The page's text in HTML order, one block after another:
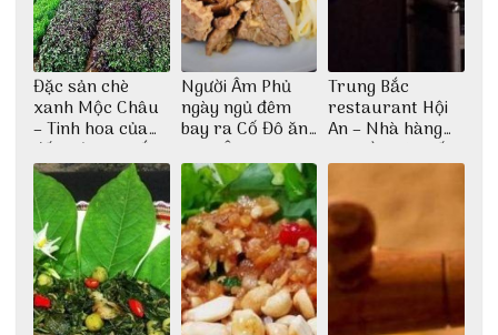
Đặc sản chè
xanh Mộc Châu
– Tinh hoa của
đất trời Tây Bắc
Người Âm Phủ
ngày ngủ đêm
bay ra Cố Đô ăn
Cơm Âm Phủ
Huế
Trung Bắc
restaurant Hội
An – Nhà hàng
cao lầu có thiết
kế vô cùng ấn
tượng giữa lòng
phố Hội